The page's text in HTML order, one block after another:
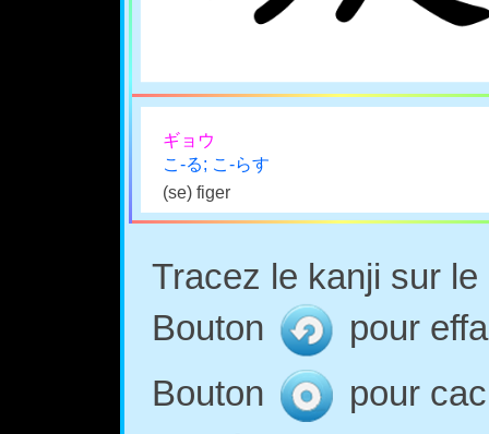
ギョウ
こ-る; こ-らす
(se) figer
Tracez le kanji sur
Bouton
pour
Bouton
pour